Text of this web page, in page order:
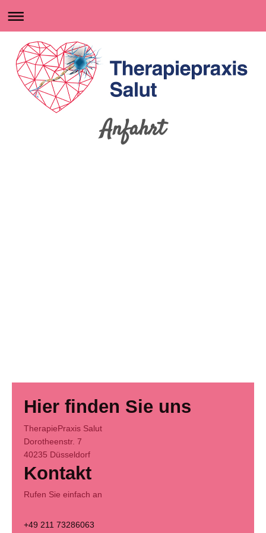
Anfahrt
Hier finden Sie uns
TherapiePraxis Salut
Dorotheenstr. 7
40235 Düsseldorf
Kontakt
Rufen Sie einfach an
+49 211 73286063